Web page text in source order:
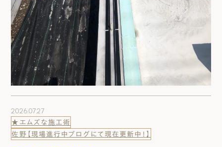
2026.07.27
★エムズな施工術
佐野【現場進行中ブログにて現在更新中！】